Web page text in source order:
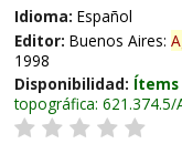
Idioma: Español
Editor: Buenos Aires:
1998
Disponibilidad:
topográfica: 621.374.5/